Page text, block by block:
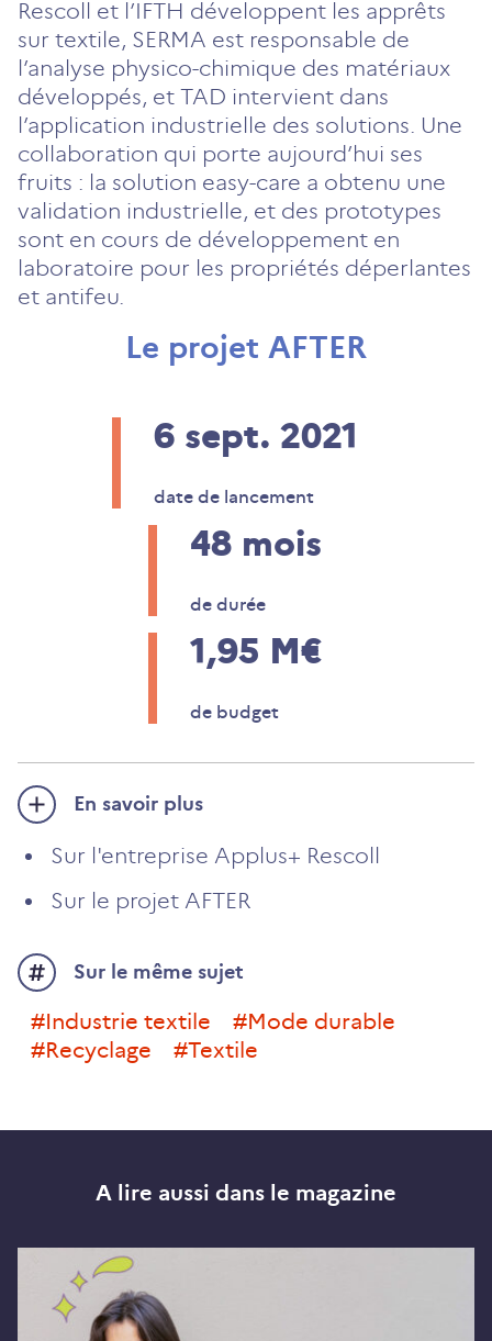
Rescoll et l’IFTH développent les apprêts
sur textile, SERMA est responsable de
l’analyse physico-chimique des matériaux
développés, et TAD intervient dans
l’application industrielle des solutions. Une
collaboration qui porte aujourd’hui ses
fruits : la solution easy-care a obtenu une
validation industrielle, et des prototypes
sont en cours de développement en
laboratoire pour les propriétés déperlantes
et antifeu.
Le projet AFTER
6 sept. 2021
date de lancement
48 mois
de durée
1,95 M€
de budget
En savoir plus
Sur l'entreprise Applus+ Rescoll
Sur le projet AFTER
Sur le même sujet
#industrie textile
#mode durable
#recyclage
#textile
A lire aussi dans le magazine